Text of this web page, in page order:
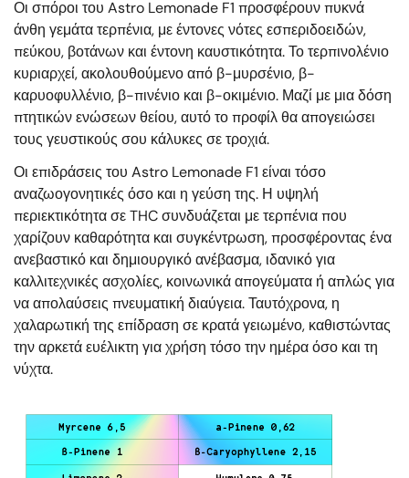
Οι σπόροι του Astro Lemonade F1 προσφέρουν πυκνά
άνθη γεμάτα τερπένια, με έντονες νότες εσπεριδοειδών,
πεύκου, βοτάνων και έντονη καυστικότητα. Το τερπινολένιο
κυριαρχεί, ακολουθούμενο από β-μυρσένιο, β-
καρυοφυλλένιο, β-πινένιο και β-οκιμένιο. Μαζί με μια δόση
πτητικών ενώσεων θείου, αυτό το προφίλ θα απογειώσει
τους γευστικούς σου κάλυκες σε τροχιά.
Οι επιδράσεις του Astro Lemonade F1 είναι τόσο
αναζωογονητικές όσο και η γεύση της. Η υψηλή
περιεκτικότητα σε THC συνδυάζεται με τερπένια που
χαρίζουν καθαρότητα και συγκέντρωση, προσφέροντας ένα
ανεβαστικό και δημιουργικό ανέβασμα, ιδανικό για
καλλιτεχνικές ασχολίες, κοινωνικά απογεύματα ή απλώς για
να απολαύσεις πνευματική διαύγεια. Ταυτόχρονα, η
χαλαρωτική της επίδραση σε κρατά γειωμένο, καθιστώντας
την αρκετά ευέλικτη για χρήση τόσο την ημέρα όσο και τη
νύχτα.